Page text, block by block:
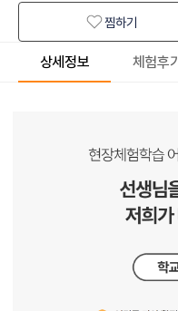
찜하기
상세정보 체험후기